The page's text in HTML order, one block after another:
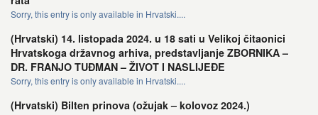
Sorry, this entry is only available in Hrvatski....
(Hrvatski) 14. listopada 2024. u 18 sati u Velikoj čitaonici
Hrvatskoga državnog arhiva, predstavljanje ZBORNIKA –
DR. FRANJO TUĐMAN – ŽIVOT I NASLIJEĐE
Sorry, this entry is only available in Hrvatski....
(Hrvatski) Bilten prinova (ožujak – kolovoz 2024.)